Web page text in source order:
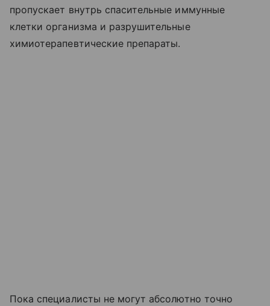
пропускает внутрь спасительные иммунные
клетки организма и разрушительные
химиотерапевтические препараты.
Пока специалисты не могут абсолютно точно